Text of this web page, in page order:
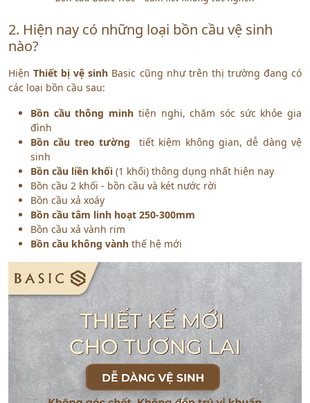
2. Hiện nay có những loại bồn cầu vệ sinh
nào?
HiệnThiết bị vệ sinh Basic cũng như trên thị trường đang có
các loại bồn cầu sau:
Bồn cầu thông minh tiện nghi, chăm sóc sức khỏe gia
đình
Bồn cầu treo tường
tiết kiệm không gian, dễ dàng vệ
sinh
Bồn cầu liền khối (1 khối) thông dụng nhất hiện nay
Bồn cầu 2 khối - bồn cầu và két nước rời
Bồn cầu xả xoáy
Bồn cầu tâm linh hoạt 250-300mm
Bồn cầu xả vành rim
Bồn cầu không vành thế hệ mới